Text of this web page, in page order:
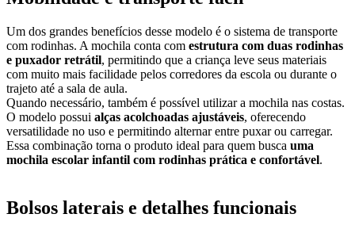
Um dos grandes benefícios desse modelo é o sistema de transporte
com rodinhas. A mochila conta com estrutura com duas rodinhas
e puxador retrátil, permitindo que a criança leve seus materiais
com muito mais facilidade pelos corredores da escola ou durante o
trajeto até a sala de aula.
Quando necessário, também é possível utilizar a mochila nas costas.
O modelo possui alças acolchoadas ajustáveis, oferecendo
versatilidade no uso e permitindo alternar entre puxar ou carregar.
Essa combinação torna o produto ideal para quem busca uma
mochila escolar infantil com rodinhas prática e confortável.
Bolsos laterais e detalhes funcionais